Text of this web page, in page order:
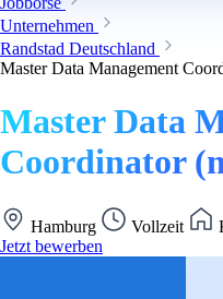
Unternehmen
Randstad Deutschland
Master Data Management
Master Data
Coordinator
Hamburg Vollzeit
Jetzt bewerben